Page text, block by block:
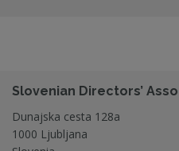
Slovenian Directors’
Dunajska cesta 128a
1000 Ljubljana